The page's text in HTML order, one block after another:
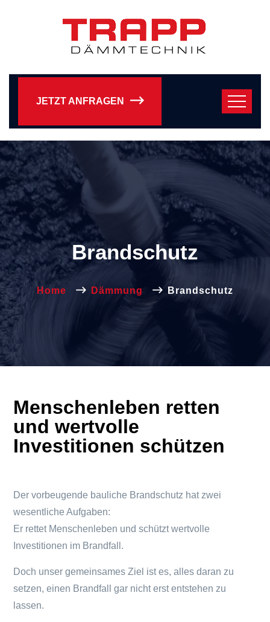
JETZT ANFRAGEN
Brandschutz
Home Dämmung Brandschutz
Menschenleben retten
und wertvolle
Investitionen schützen
Der vorbeugende bauliche Brandschutz hat zwei
wesentliche Aufgaben:
Er rettet Menschenleben und schützt wertvolle
Investitionen im Brandfall.
Doch unser gemeinsames Ziel ist es, alles daran zu
setzen, einen Brandfall gar nicht erst entstehen zu
lassen.